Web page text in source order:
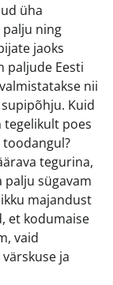
üha
palju ning
jaoks
paljude Eesti
nii
Kuid
tegelikult poes
tegurina,
sügavam
majandust
et kodumaise
vaid
ja